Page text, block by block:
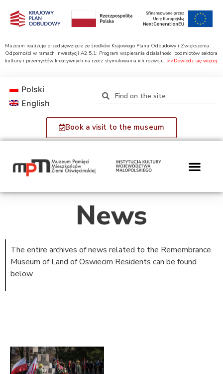
Muzeum realizuje przedsięwzięcie ze środków Krajowego Planu Odbudowy i Zwiększenia
Odporności w ramach Inwestycji A2.5.1: Program wspierania działalności podmiotów sektora
kultury i przemysłów kreatywnych na rzecz stymulowania ich rozwoju. >>Dowiedz się więcej
Book a visit to the museum
Polski
English
News
The entire archives of news related to the Remembrance
Museum of Land of Oswiecim Residents can be found
below.